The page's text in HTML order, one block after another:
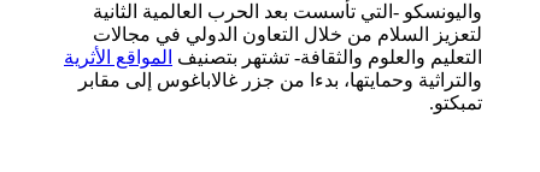
واليونسكو -التي تأسست بعد الحرب العالمية الثانية
لتعزيز السلام من خلال التعاون الدولي في مجالات
التعليم والعلوم والثقافة- تشتهر بتصنيف المواقع الأثرية
والتراثية وحمايتها، بدءا من جزر غالاباغوس إلى مقابر
تمبكتو.